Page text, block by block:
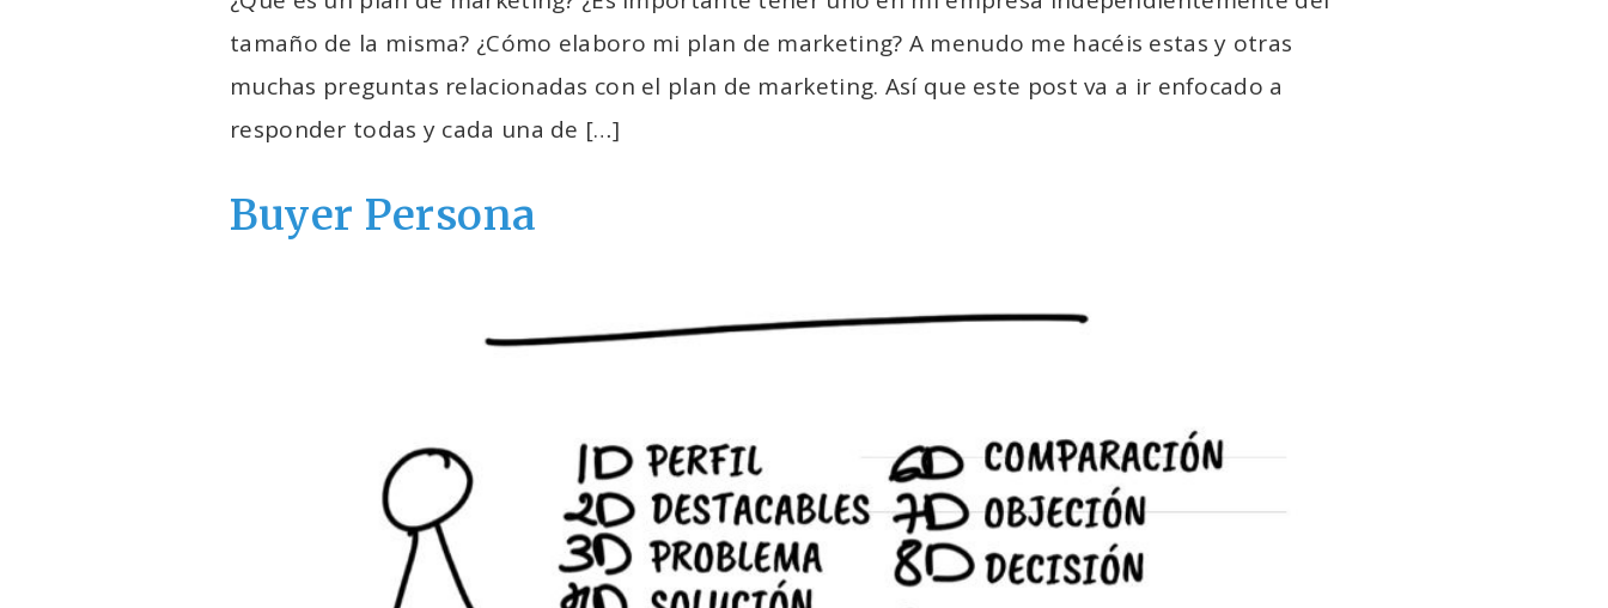
tamaño de la misma? ¿Cómo elaboro mi plan de marketing? A menudo me hacéis estas y otras
muchas preguntas relacionadas con el plan de marketing. Así que este post va a ir enfocado a
responder todas y cada una de […]
Buyer Persona